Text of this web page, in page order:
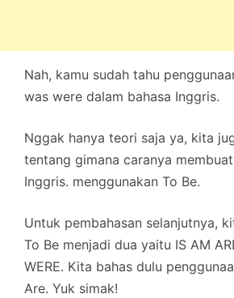
Nah, kamu sudah tahu
was were dalam bahasa Inggris.
Nggak hanya teori saja ya, kita
tentang gimana caranya
Inggris. menggunakan To Be.
Untuk pembahasan selanjutnya,
To Be menjadi dua yaitu IS AM
WERE. Kita bahas dulu
Are. Yuk simak!